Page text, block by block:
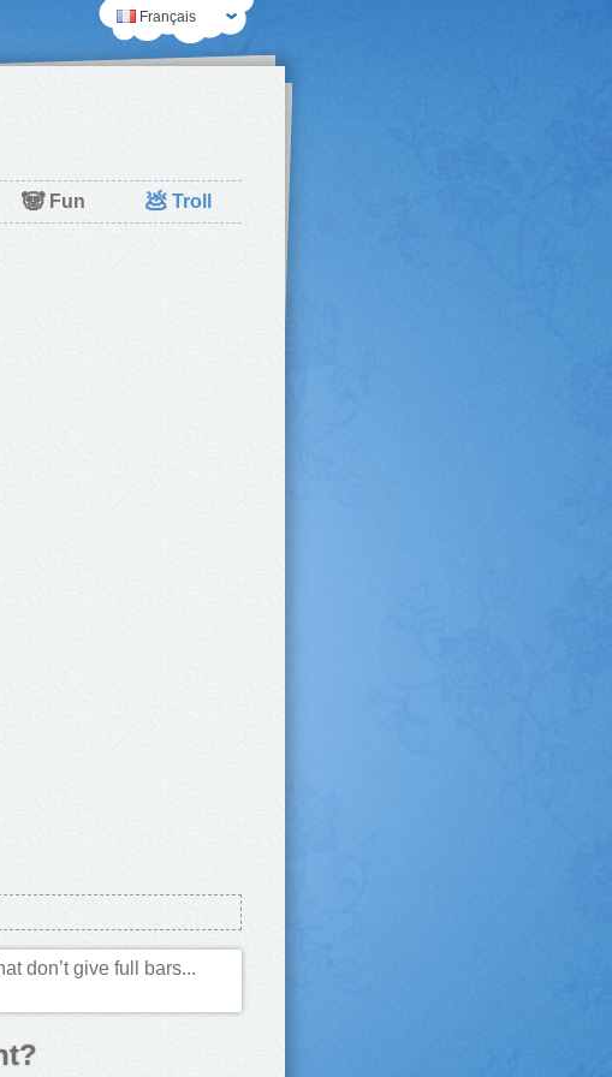
Français
🐼 Fun 💩 Troll
don’t give full bars...